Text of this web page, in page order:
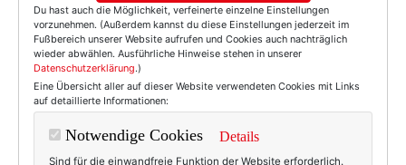
Einträge mit dem
Tag: Politik
Du hast auch die Möglichkeit, verfeinerte einzelne Einstellungen
vorzunehmen. (Außerdem kannst du diese Einstellungen jederzeit im
Fußbereich unserer Website aufrufen und Cookies auch nachträglich
wieder abwählen. Ausführliche Hinweise stehen in unserer
Datenschutzerklärung.)
Eine Übersicht aller auf dieser Website verwendeten Cookies mit Links
auf detaillierte Informationen:
Notwendige Cookies Details
Sind für die einwandfreie Funktion der Website erforderlich.